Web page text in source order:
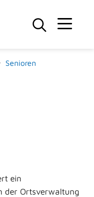
Senioren
ein
der Ortsverwaltung